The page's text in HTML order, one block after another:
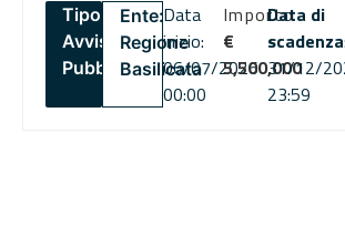
Tipo:
Avviso
Pubblico
Ente:
Regione
Basilicata
Data
inizio:
06/07/2026
00:00
Importo
€
5,500,000
Data di
scadenza:
31/12/
23:59